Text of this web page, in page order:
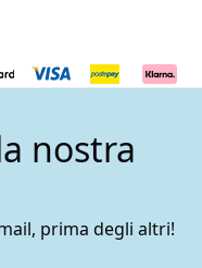
nostra
prima degli altri!